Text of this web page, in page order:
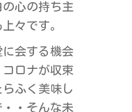
心の持ち主
々です。
会する機会
ロナが収束
ふく美味し
・そんな未